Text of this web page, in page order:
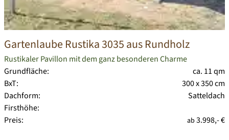
Gartenlaube Rustika 3035 aus Rundholz
Rustikaler Pavillon mit dem ganz besonderen Charme
Grundfläche:
ca. 11 qm
BxT:
300 x 350 cm
Dachform:
Satteldach
Firsthöhe:
Preis:
ab 3.998,- €